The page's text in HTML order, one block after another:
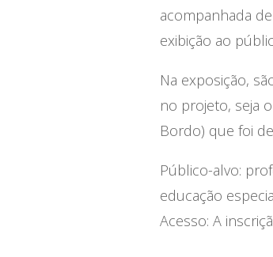
acompanhada
exibição ao
Na exposição,
no projeto, seja
Bordo) que foi
Público-alvo:
educação
Acesso: A